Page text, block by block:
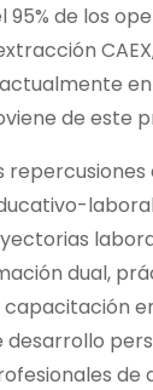
95% de los
de este
repercusiones
dual,
desarrollo
de